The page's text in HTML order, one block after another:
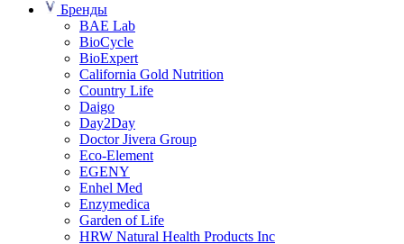
Бренды
BAE Lab
BioCycle
BioExpert
California Gold Nutrition
Country Life
Daigo
Day2Day
Doctor Jivera Group
Eco-Element
EGENY
Enhel Med
Enzymedica
Garden of Life
HRW Natural Health Products Inc